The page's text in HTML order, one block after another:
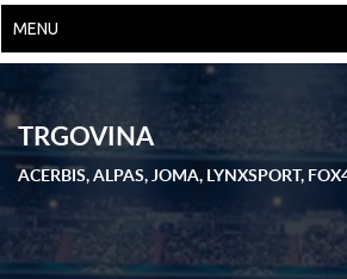
MENU
TRGOVINA
ACERBIS, ALPAS, JOMA, LYNXSPORT,